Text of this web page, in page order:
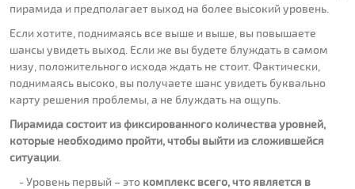
пирамида и предполагает выход на более высокий уровень.
Если хотите, поднимаясь все выше и выше, вы повышаете
шансы увидеть выход. Если же вы будете блуждать в самом
низу, положительного исхода ждать не стоит. Фактически,
поднимаясь высоко, вы получаете шанс увидеть буквально
карту решения проблемы, а не блуждать на ощупь.
Пирамида состоит из фиксированного количества уровней,
которые необходимо пройти, чтобы выйти из сложившейся
ситуации
- Уровень первый – это комплекс всего, что является в